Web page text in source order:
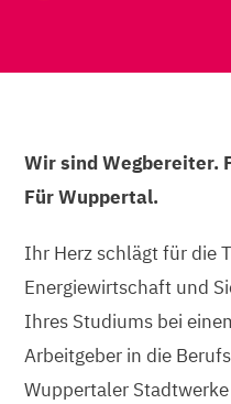
Wir sind Wegbereiter.
Für Wuppertal.
Ihr Herz schlägt für die
Energiewirtschaft und
Ihres Studiums bei
Arbeitgeber in die
Wuppertaler